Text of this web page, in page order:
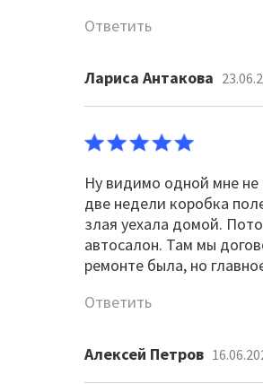
Ответить
Лариса Антакова
Ну видимо одной мне не
две недели коробка
злая уехала домой.
автосалон. Там мы
ремонте была, но
Ответить
Алексей Петров